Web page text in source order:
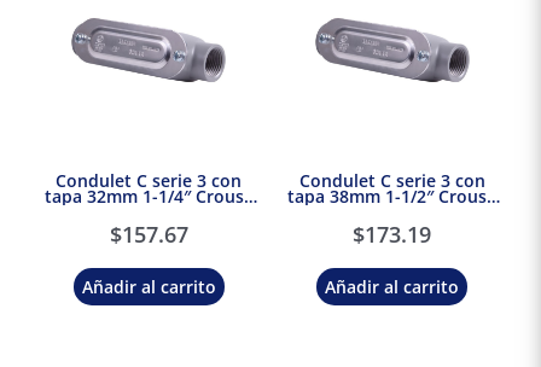
Condulet C serie 3 con
tapa 32mm 1-1/4″ Crouse
$157.67
Añadir al carrito
Condulet C serie 3 con
tapa 38mm 1-1/2″ Crouse
$173.19
Añadir al carrito